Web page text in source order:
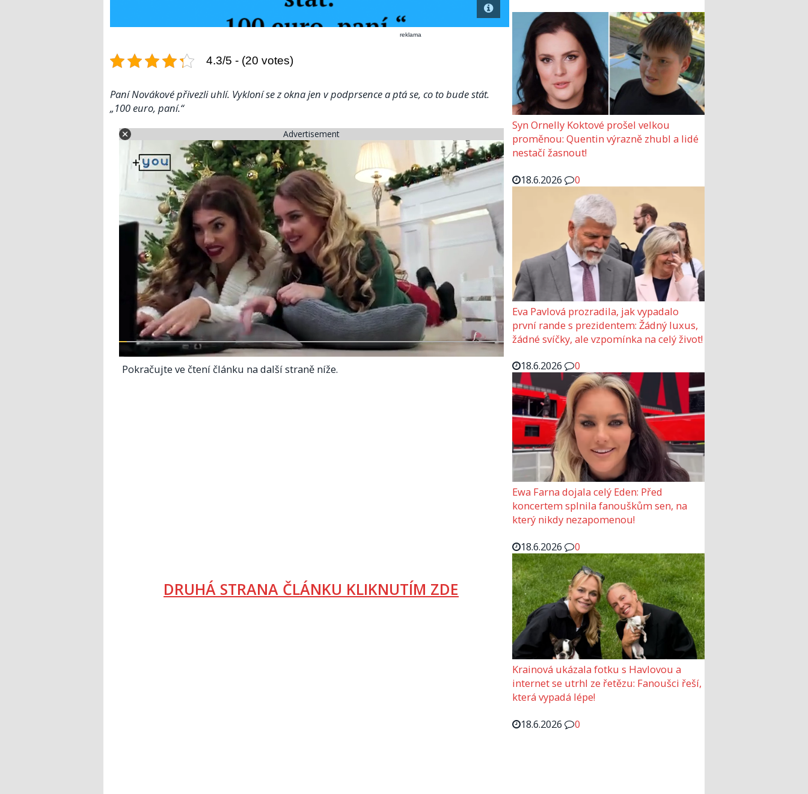
reklama
4.3/5 - (20 votes)
Paní Novákové přivezli uhlí. Vykloní se z okna jen v podprsence a ptá se, co to bude stát.
„100 euro, paní.“
Advertisement
Pokračujte ve čtení článku na další straně níže.
DRUHÁ STRANA ČLÁNKU KLIKNUTÍM ZDE
Syn Ornelly Koktové prošel velkou
proměnou: Quentin výrazně zhubl a lidé
nestačí žasnout!
18.6.2026
0
Eva Pavlová prozradila, jak vypadalo
první rande s prezidentem: Žádný luxus,
žádné svíčky, ale vzpomínka na celý život!
18.6.2026
0
Ewa Farna dojala celý Eden: Před
koncertem splnila fanouškům sen, na
který nikdy nezapomenou!
18.6.2026
0
Krainová ukázala fotku s Havlovou a
internet se utrhl ze řetězu: Fanoušci řeší,
která vypadá lépe!
18.6.2026
0